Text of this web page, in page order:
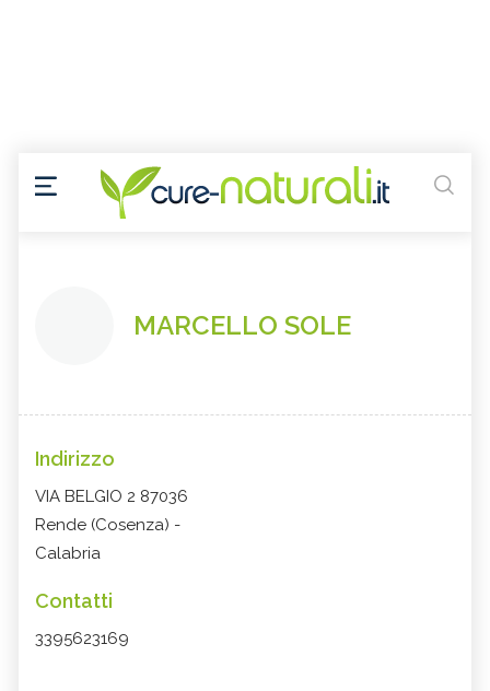
MARCELLO SOLE
Indirizzo
VIA BELGIO 2 87036
Rende (Cosenza) -
Calabria
Contatti
3395623169